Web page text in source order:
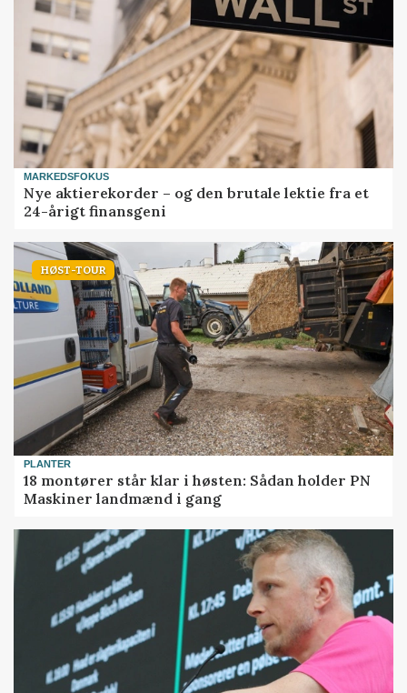
MARKEDSFOKUS
Nye aktierekorder – og den brutale lektie fra et
24-årigt finansgeni
HØST-TOUR
PLANTER
18 montører står klar i høsten: Sådan holder PN
Maskiner landmænd i gang